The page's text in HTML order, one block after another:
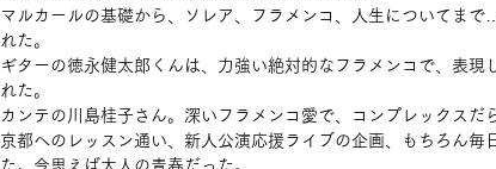
マルカールの基礎から、ソレア、フラメンコ、人生についてま
れた。
ギターの徳永健太郎くんは、力強い絶対的なフラメンコで、表現
れた。
カンテの川島桂子さん。深いフラメンコ愛で、コンプレックスだ
京都へのレッスン通い、新人公演応援ライブの企画、もちろん
た。今思えば大人の青春だった。